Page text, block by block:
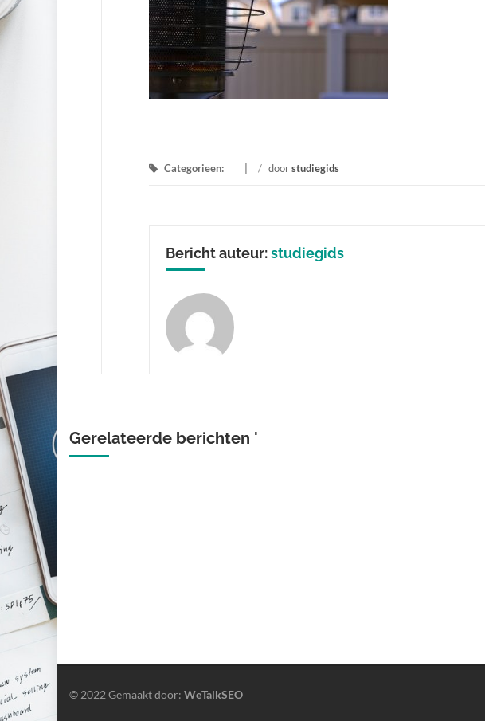
Categorieen: / doorstudiegids
Bericht auteur:studiegids
Gerelateerde berichten '
© 2022 Gemaakt door: WeTalkSEO